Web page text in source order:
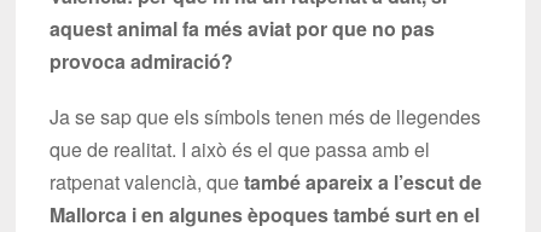
aquest animal fa més aviat por que no pas
provoca admiració?
Ja se sap que els símbols tenen més de llegendes
que de realitat. I això és el que passa amb el
ratpenat valencià, quetambé apareix a l’escut de
Mallorca i en algunes èpoques també surt en el